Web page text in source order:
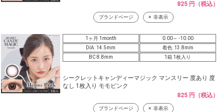
825 円（税込）
ブランドページ 非表示
1ヶ月 1month
0.00～ -10.00
DIA: 14.5mm
着色: 13.8mm
BC 8.8mm
1箱 1枚入り
シークレットキャンディーマジック マンスリー 度あり 度
なし 1枚入り モモピンク
825 円（税込）
ブランドページ 非表示